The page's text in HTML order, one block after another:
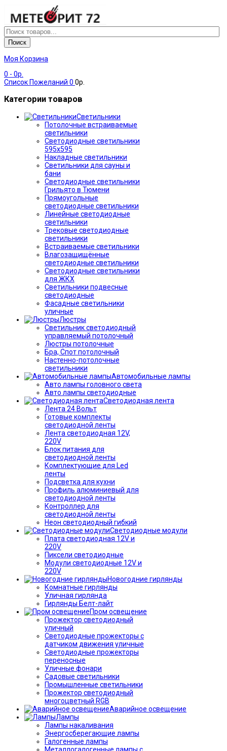
Поиск
Моя Корзина
0 - 0р.
Список Пожеланий 0 0р.
Категории товаров
Светильники
Потолочные встраиваемые
светильники
Светодиодные светильники
595х595
Накладные светильники
Светильники для сауны и
бани
Светодиодные светильники
Грильято в Тюмени
Прямоугольные
светодиодные светильники
Линейные светодиодные
светильники
Трековые светодиодные
светильники
Встраиваемые светильники
Влагозащищённые
светодиодные светильники
Светодиодные светильники
для ЖКХ
Светильники подвесные
светодиодные
Фасадные светильники
уличные
Люстры
Светильник светодиодный
управляемый потолочный
Люстры потолочные
Бра, Спот потолочный
Настенно-потолочные
светильники
Автомобильные лампы
Авто лампы головного света
Авто лампы светодиодные
Светодиодная лента
Лента 24 Вольт
Готовые комплекты
светодиодной ленты
Лента светодиодная 12V,
220V
Блок питания для
светодиодной ленты
Комплектующие для Led
ленты
Подсветка для кухни
Профиль алюминиевый для
светодиодной ленты
Контроллер для
светодиодной ленты
Неон светодиодный гибкий
Светодиодные модули
Плата светодиодная 12V и
220V
Пиксели светодиодные
Модули светодиодные 12V и
220V
Новогодние гирлянды
Комнатные гирлянды
Уличная гирлянда
Гирлянды Белт-лайт
Пром освещение
Прожектор светодиодный
уличный
Светодиодные прожекторы с
датчиком движения уличные
Светодиодные прожекторы
переносные
Уличные фонари
Садовые светильники
Промышленные светильники
Прожектор светодиодный
многоцветный RGB
Аварийное освещение
Лампы
Лампы накаливания
Энергосберегающие лампы
Галогенные лампы
Металлогалогенные лампы с